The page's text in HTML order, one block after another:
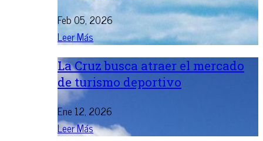
Feb 05, 2026
Leer Más
La Cruz busca atraer el mercado
de turismo deportivo
Ene 12, 2026
Leer Más